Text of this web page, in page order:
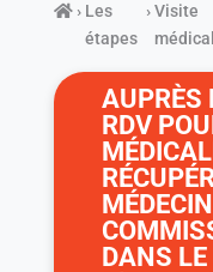
› Les
étapes
›Visite
AUPRÈS
RDV
DANS